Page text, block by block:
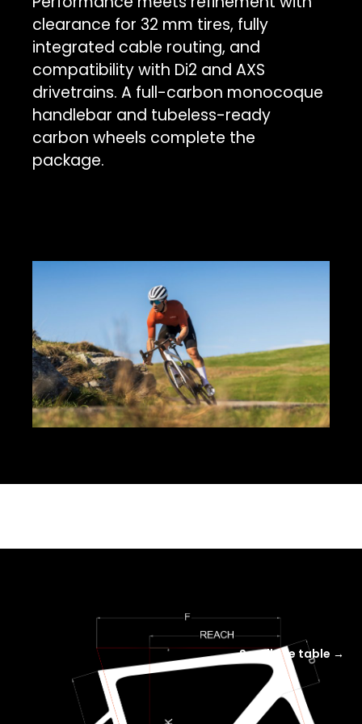
clearance for 32 mm tires, fully
integrated cable routing, and
compatibility with Di2 and AXS
drivetrains. A full-carbon monocoque
handlebar and tubeless-ready
carbon wheels complete the
package.
Scroll the table →